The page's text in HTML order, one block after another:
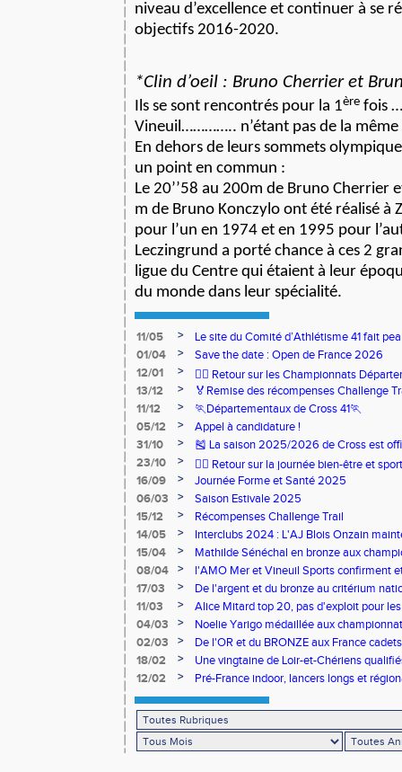
niveau d’excellence et continuer à se
objectifs 2016-2020.
*Clin d’oeil : Bruno Cherrier et
Ils se sont rencontrés pour la 1ère fois
Vineuil………….. n’étant pas de la
En dehors de leurs sommets
un point en commun :
Le 20’’58 au 200m de Bruno Cherrier
m de Bruno Konczylo ont été réalisé à
pour l’un en 1974 et en 1995 pour
Leczingrund a porté chance à ces 2
ligue du Centre qui étaient à leur
du monde dans leur spécialité.
11/05 >
Le site du Comité d’Athlétisme 41 fait
01/04
>
Save the date : Open de France 2026
12/01
>
🏃‍♂️ Retour sur les Championnats
13/12
>
🏅Remise des récompenses Challenge
11/12
>
🏃Départementaux de Cross 41🏃
05/12
>
Appel à candidature !
31/10
>
🎽 La saison 2025/2026 de Cross est
23/10
>
🧘‍♀️ Retour sur la journée bien-être et
16/09
>
Journée Forme et Santé 2025
06/03
>
Saison Estivale 2025
15/12
>
Récompenses Challenge Trail
14/05
>
Interclubs 2024 : L'AJ Blois Onzain
Romorantin en N2B
15/04 >
Mathilde Sénéchal en bronze aux
08/04
>
l'AMO Mer et Vineuil Sports confirment
benjamins
17/03 >
De l'argent et du bronze au critérium
11/03
>
Alice Mitard top 20, pas d'exploit pour
04/03
>
Noelie Yarigo médaillée aux
02/03
>
De l'OR et du BRONZE aux France
18/02
>
Une vingtaine de Loir-et-Chériens
12/02
> Pré-France indoor, lancers longs et